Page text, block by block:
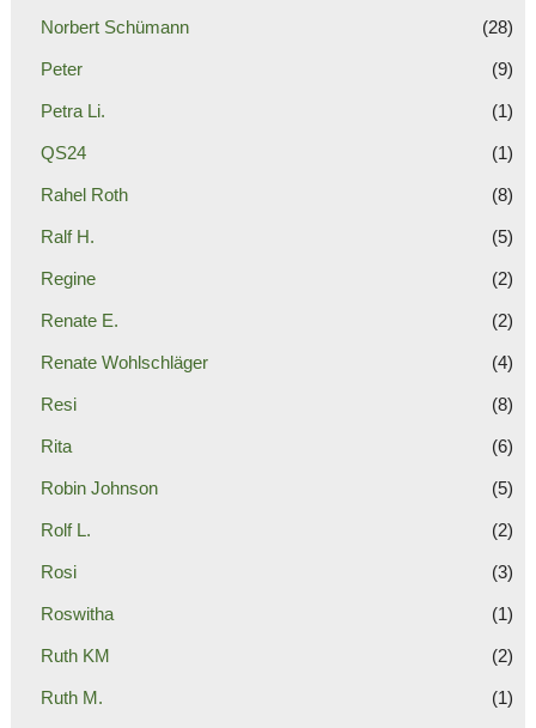
Norbert Schümann (28)
Peter (9)
Petra Li. (1)
QS24 (1)
Rahel Roth (8)
Ralf H. (5)
Regine (2)
Renate E. (2)
Renate Wohlschläger (4)
Resi (8)
Rita (6)
Robin Johnson (5)
Rolf L. (2)
Rosi (3)
Roswitha (1)
Ruth KM (2)
Ruth M. (1)